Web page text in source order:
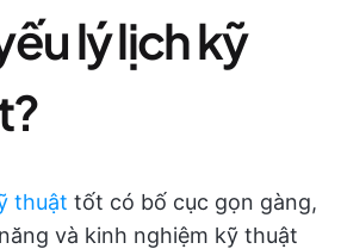
lý lịch kỹ
thuật tốt có bố cục gọn gàng,
và kinh nghiệm kỹ thuật